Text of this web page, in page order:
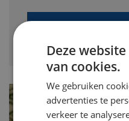
Deze
van cookies.
We gebruiken
advertenties te
verkeer te